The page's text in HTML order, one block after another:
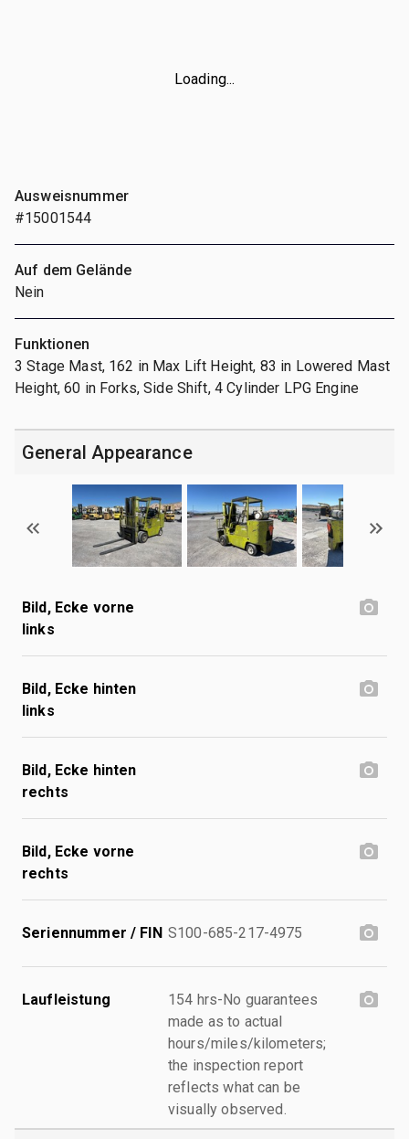
Loading...
Ausweisnummer
#15001544
Auf dem Gelände
Nein
Funktionen
3 Stage Mast, 162 in Max Lift Height, 83 in Lowered Mast
Height, 60 in Forks, Side Shift, 4 Cylinder LPG Engine
General Appearance
Bild, Ecke vorne
links
Bild, Ecke hinten
links
Bild, Ecke hinten
rechts
Bild, Ecke vorne
rechts
Seriennummer / FIN S100-685-217-4975
Laufleistung
154 hrs-No guarantees
made as to actual
hours/miles/kilometers;
the inspection report
reflects what can be
visually observed.